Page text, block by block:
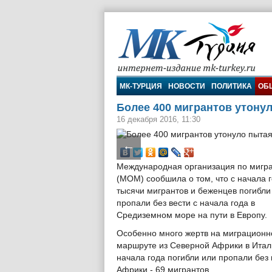
МК-Турция
МК-ТУРЦИЯ НОВОСТИ ПОЛИТИКА
Более 400 мигрантов
16 декабря 2016, 11:30
←
Международная организация по
(МОМ) сообшила о том, что с начала
тысячи мигрантов и беженцев
пропали без вести с начала года в
Средиземном море на пути в Европу.
Особенно много жертв на
маршруте из Северной Африки в
начала года погибли или пропали
Африки - 69 мигрантов.